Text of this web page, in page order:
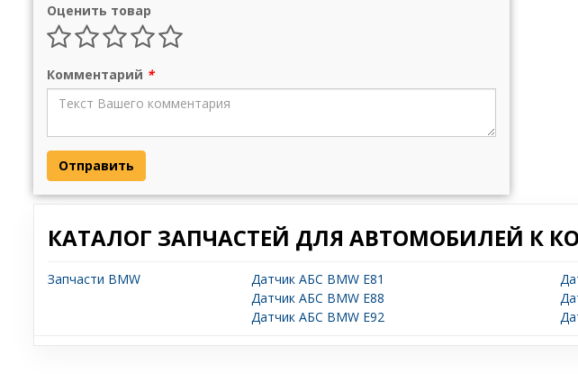
Оценить товар
Комментарий *
Отправить
КАТАЛОГ ЗАПЧАСТЕЙ ДЛЯ АВТОМОБИЛЕЙ К
Запчасти BMW Датчик АБС BMW E81
Датчик АБС BMW E88
Датчик АБС BMW E92